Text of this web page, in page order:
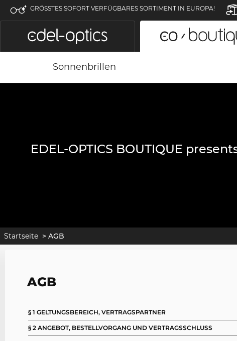
GRÖSSTES SOFORT VERFÜGBARES SORTIMENT IN EUROPA!
Sonnenbrillen
EDEL-OPTICS BOUTIQUE
Startseite > AGB
AGB
§ 1 GELTUNGSBEREICH, VERTRAGSPARTNER
§ 2 ANGEBOT, BESTELLVORGANG UND VERTRAGSSCHLUSS